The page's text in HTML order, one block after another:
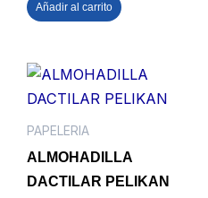
Añadir al carrito
PAPELERIA
ALMOHADILLA
DACTILAR PELIKAN